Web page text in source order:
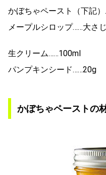
かぼちゃペースト（下記
メープルシロップ……大さ
生クリーム……100ml
パンプキンシード……20g
かぼちゃペーストの